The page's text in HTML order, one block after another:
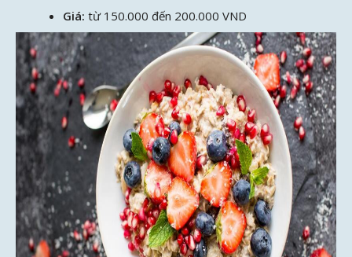
Giá: từ 150.000 đến 200.000 VND